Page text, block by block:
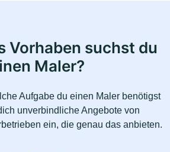
Vorhaben suchst du
Maler?
Aufgabe du einen Maler benötigst
unverbindliche Angebote von
ein, die genau das anbieten.